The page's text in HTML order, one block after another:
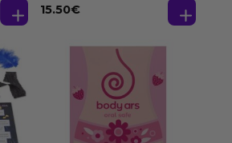
Feromonas 20 ml
15.50€